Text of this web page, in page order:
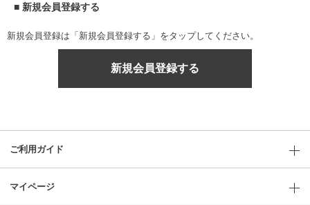
■ 新規会員登録する
新規会員登録は「新規会員登録する」をタップしてください。
新規会員登録する
ご利用ガイド
マイページ